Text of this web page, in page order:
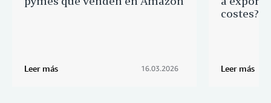
Leer más 16.03.2026
costes?
Leer más